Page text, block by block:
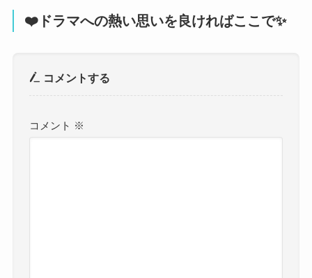
❤️ドラマへの熱い思いを良ければここで✨
コメントする
コメント ※